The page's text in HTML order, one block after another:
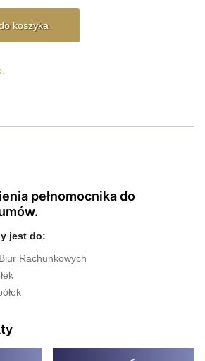
koszyka
pełnomocnika do
jest do:
Rachunkowych